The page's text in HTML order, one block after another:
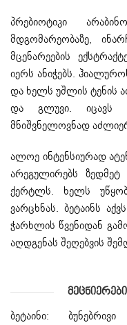
პრებიოტიკი
მდგომარეობაზე,
მცენარეების
იერს ანიჭებს.
და ხელს უშლის ტენის
და გლუვი. იცავს
მნიშვნელოვნად
ალოე ინტენსიურად
არეგულირებს
ქერტლს. ხელს
ვარცხნას. ბეტაინს
ჭარხლის წვენიდან
აღდგენას შეღებვის
ბეტაინი: